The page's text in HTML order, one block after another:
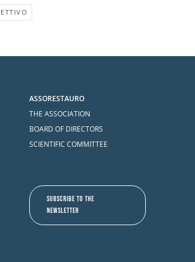
ASSORESTAURO
THE ASSOCIATION
BOARD OF DIRECTORS
SCIENTIFIC COMMITTEE
SUBSCRIBE TO THE
NEWSLETTER